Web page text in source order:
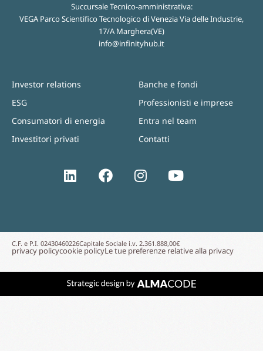
Succursale Tecnico-amministrativa:
VEGA Parco Scientifico Tecnologico di Venezia Via delle Industrie,
17/A Marghera(VE)
info@infinityhub.it
Investor relations
ESG
Consumatori di energia
Investitori privati
Banche e fondi
Professionisti e imprese
Entra nel team
Contatti
C.F. e P.I. 02430460226Capitale Sociale i.v. 2.361.888,00€
privacy policycookie policyLe tue preferenze relative alla privacy